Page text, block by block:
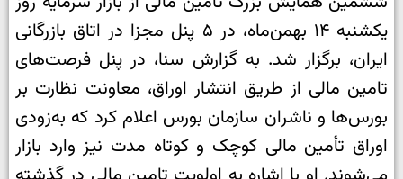
یکشنبه ۱۴ بهمن‌ماه، در ۵ پنل مجزا در اتاق بازرگانی
ایران، برگزار شد. به گزارش سنا، در پنل فرصت‌های
تامین مالی از طریق انتشار اوراق، معاونت نظارت بر
بورس‌ها و ناشران سازمان بورس اعلام کرد که به‌زودی
اوراق تأمین مالی کوچک و کوتاه ‌مدت نیز وارد بازار